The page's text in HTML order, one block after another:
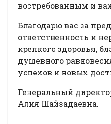
востребованным и
Благодарю вас за
ответственность и
крепкого здоровья,
душевного
успехов и новых
Генеральный
Алия Шайзадаевна.